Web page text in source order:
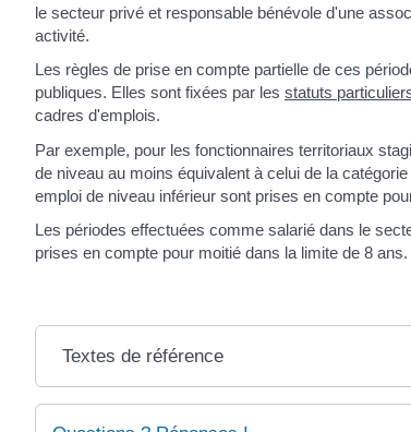
le secteur privé et responsable bénévole d'une
activité.
Les règles de prise en compte partielle de ces
publiques. Elles sont fixées par les statuts
cadres d'emplois.
Par exemple, pour les fonctionnaires territoriaux
de niveau au moins équivalent à celui de la
emploi de niveau inférieur sont prises en compte
Les périodes effectuées comme salarié dans le
prises en compte pour moitié dans la limite de 8 ans.
Textes de référence